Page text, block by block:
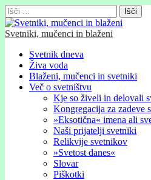
Išči:
Svetniki, mučenci in blaženi
Glavni
meni
Skip
content
Svetnik dneva
Živa voda
Blaženi, mučenci in svetniki
Več o svetništvu
Kje so živeli in delovali
Kongregacija za zadeve
»Eksotična« imena ali
Naši prijatelji svetniki
Relikvije svetnikov
»Svetost danes«
Slovar
Piškotki